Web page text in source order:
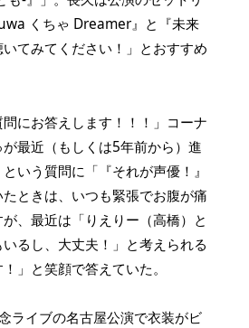
くちゃ Dreamer』と『未来
てみてください！」とおすすめ
問にお答えします！！！」コーナ
最近（もしくは5年前から）進
いう質問に「『それが声優！』
ときは、いつも緊張でお腹が痛
、最近は「りえりー（高橋）と
るし、大丈夫！」と考えられる
」と笑顔で答えていた。
ライブの名古屋公演で衣装がビ